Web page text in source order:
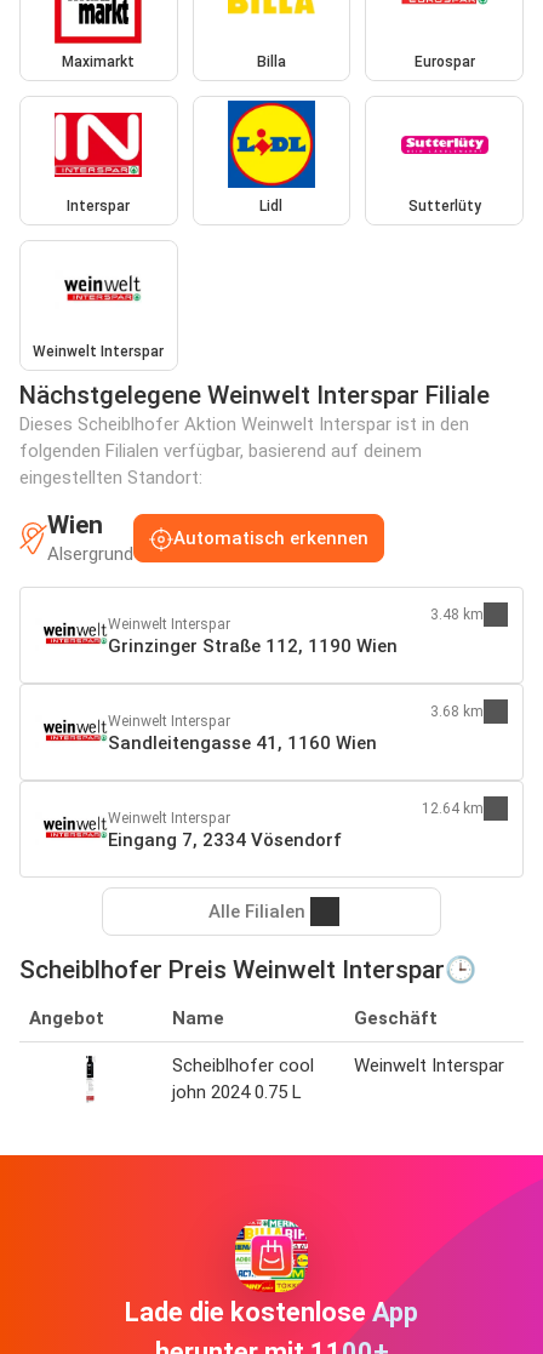
Maximarkt Billa Eurospar
Interspar Lidl Sutterlüty
Weinwelt Interspar
Nächstgelegene Weinwelt Interspar Filiale
Dieses Scheiblhofer Aktion Weinwelt Interspar ist in den
folgenden Filialen verfügbar, basierend auf deinem
eingestellten Standort:
Wien
Alsergrund
Automatisch erkennen
Weinwelt Interspar
Grinzinger Straße 112, 1190 Wien
3.48 km
Weinwelt Interspar
Sandleitengasse 41, 1160 Wien
3.68 km
Weinwelt Interspar
Eingang 7, 2334 Vösendorf
12.64 km
Alle Filialen
Scheiblhofer Preis Weinwelt Interspar🕒
Angebot Name Geschäft
Scheiblhofer cool
john 2024 0.75 L
Weinwelt Interspar
Lade die kostenlose App